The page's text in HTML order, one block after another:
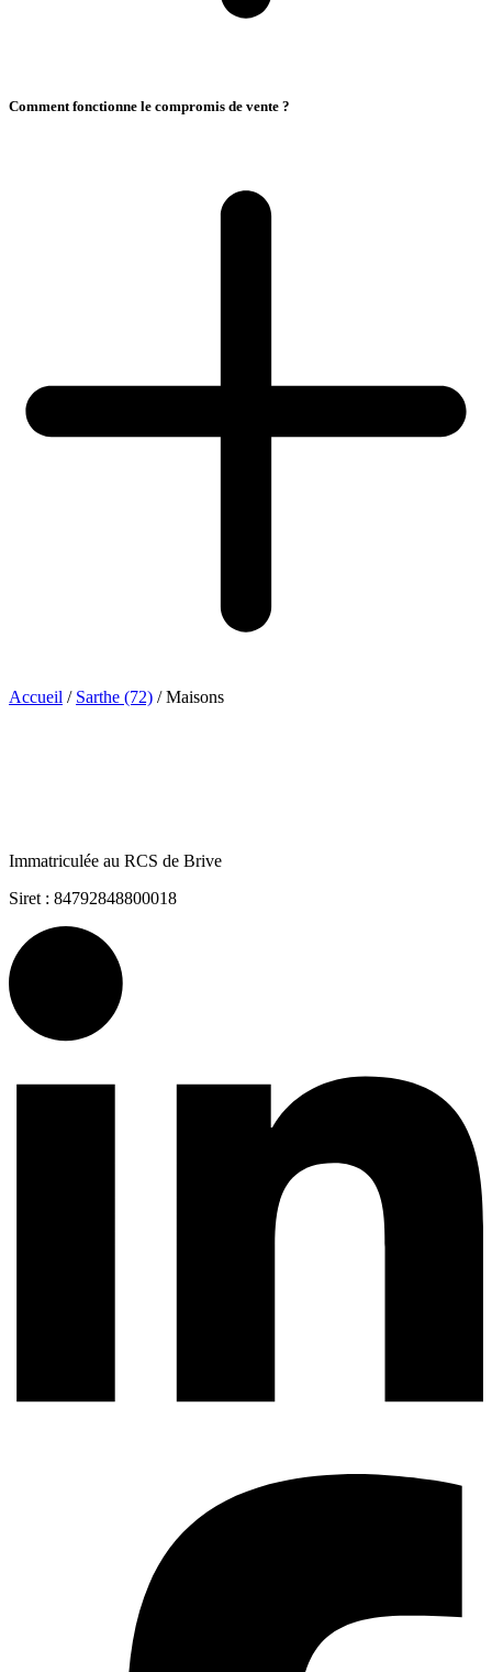
Comment fonctionne le compromis de vente ?
Accueil / Sarthe (72) / Maisons
Immatriculée au RCS de Brive
Siret : 84792848800018